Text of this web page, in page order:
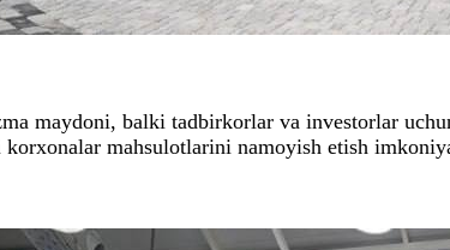
maydoni, balki tadbirkorlar va investorlar
mahsulotlarini namoyish etish